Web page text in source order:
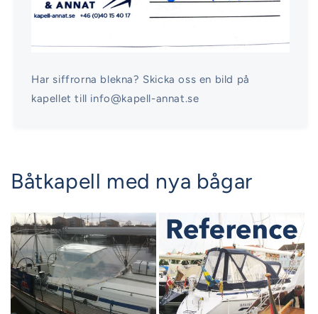
Har siffrorna blekna? Skicka oss en bild på
kapellet till info@kapell-annat.se
Båtkapell med nya bågar